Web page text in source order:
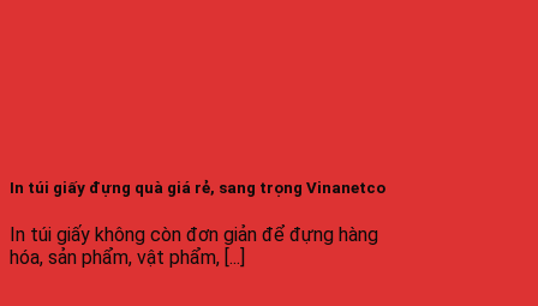
In túi giấy đựng quà giá rẻ, sang trọng Vinanetco
In túi giấy không còn đơn giản để đựng hàng
hóa, sản phẩm, vật phẩm, [...]